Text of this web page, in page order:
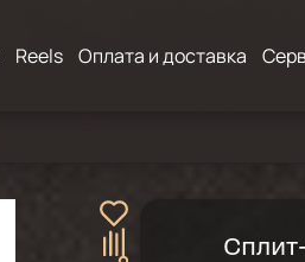
Reels Оплата и доставка